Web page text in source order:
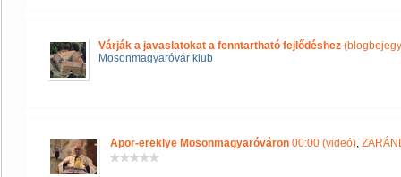
Várják a javaslatokat a fenntartható fejlődéshez
Mosonmagyaróvár klub
Apor-ereklye Mosonmagyaróváron 00:00 (videó),